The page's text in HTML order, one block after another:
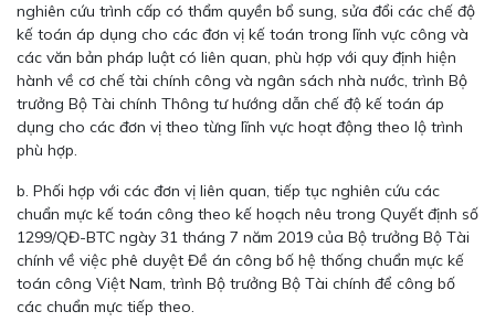
nghiên cứu trình cấp có thẩm quyền bổ sung, sửa đổi các chế độ
kế toán áp dụng cho các đơn vị kế toán trong lĩnh vực công và
các văn bản pháp luật có liên quan, phù hợp với quy định hiện
hành về cơ chế tài chính công và ngân sách nhà nước, trình Bộ
trưởng Bộ Tài chính Thông tư hướng dẫn chế độ kế toán áp
dụng cho các đơn vị theo từng lĩnh vực hoạt động theo lộ trình
phù hợp.
b. Phối hợp với các đơn vị liên quan, tiếp tục nghiên cứu các
chuẩn mực kế toán công theo kế hoạch nêu trong Quyết định số
1299/QĐ-BTC ngày 31 tháng 7 năm 2019 của Bộ trưởng Bộ Tài
chính về việc phê duyệt Đề án công bố hệ thống chuẩn mực kế
toán công Việt Nam, trình Bộ trưởng Bộ Tài chính để công bố
các chuẩn mực tiếp theo.